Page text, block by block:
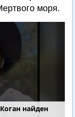
моря.
найден